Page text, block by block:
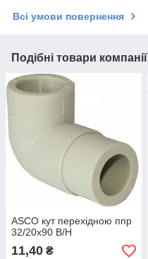
Всі умови повернення
Подібні товари компанії
ASCO кут перехідною ппр
32/20х90 В/Н
11,40 ₴